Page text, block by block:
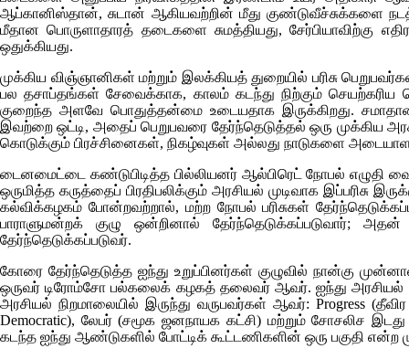
ஆப்கானிஸ்தான், சுடான் ஆகியவற்றின் மீது குண்டுவீச்சுக்களை
மீதான பொருளாதாரத் தடைகளை சுமத்தியது, சேர்பியாவிற்கு
ஒதுக்கியது.
முக்கிய விஞ்ஞானிகள் மற்றும் இலக்கியத் துறையில் பரிசு
பல தசாப்தங்கள் சேவைக்காக, காலம் கடந்து நிற்கும் செயற்கரிய
குறைந்த அளவே பொதுத்தன்மை உடையதாக இருக்கிறது.
இவற்றை ஒட்டி, அதைப் பெறுபவரை தேர்ந்தெடுத்தல் ஒரு முக்கிய
கொடுக்கும் பிரச்சினைகள், நிகழ்வுகள் அல்லது நாடுகளை
டைனமைட்டை கண்டுபிடித்த பில்லியனர் ஆல்பிரெட் நோபல் எழுதி
ஒருமித்த கருத்தைப் பிரதிபலிக்கும் அரசியல் முடிவாக இப்பரிசு
கல்விக்கழகம் போன்றவற்றால், மற்ற நோபல் பரிசுகள்
பாராளுமன்றக் குழு ஒன்றினால் தேர்ந்தெடுக்கப்படுவார்;
தேர்ந்தெடுக்கப்படுவர்.
கோரை தேர்ந்தெடுத்த ஐந்து உறுப்பினர்கள் குழுவில் நான்கு
ஒருவர் டிரோம்சோ பல்கலைக் கழகத் தலைவர் ஆவர். ஐந்து
அரசியல் நிறமாலையில் இருந்து வருபவர்கள் ஆவர்: Progress (
Democratic), லேபர் (சமூக ஜனநாயக கட்சி) மற்றும் சோசலிச இடது
கடந்த ஐந்து ஆண்டுகளில் போட்டிக் கூட்டணிகளின் ஒரு பகுதி